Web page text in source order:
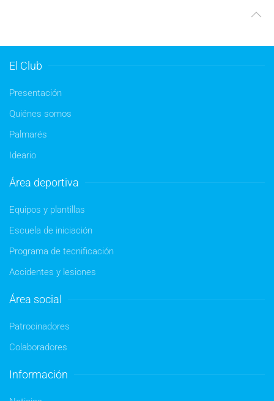
El Club
Presentación
Quiénes somos
Palmarés
Ideario
Área deportiva
Equipos y plantillas
Escuela de iniciación
Programa de tecnificación
Accidentes y lesiones
Área social
Patrocinadores
Colaboradores
Información